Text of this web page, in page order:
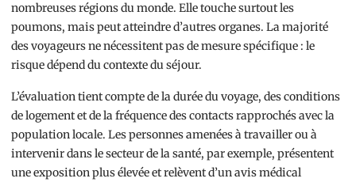
nombreuses régions du monde. Elle touche surtout les
poumons, mais peut atteindre d’autres organes. La majorité
des voyageurs ne nécessitent pas de mesure spécifique : le
risque dépend du contexte du séjour.
L’évaluation tient compte de la durée du voyage, des conditions
de logement et de la fréquence des contacts rapprochés avec la
population locale. Les personnes amenées à travailler ou à
intervenir dans le secteur de la santé, par exemple, présentent
une exposition plus élevée et relèvent d’un avis médical